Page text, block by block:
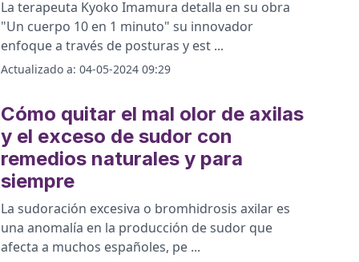
La terapeuta Kyoko Imamura detalla en su obra
"Un cuerpo 10 en 1 minuto" su innovador
enfoque a través de posturas y est ...
Actualizado a:04-05-2024 09:29
Cómo quitar el mal olor de axilas
y el exceso de sudor con
remedios naturales y para
siempre
La sudoración excesiva o bromhidrosis axilar es
una anomalía en la producción de sudor que
afecta a muchos españoles, pe ...